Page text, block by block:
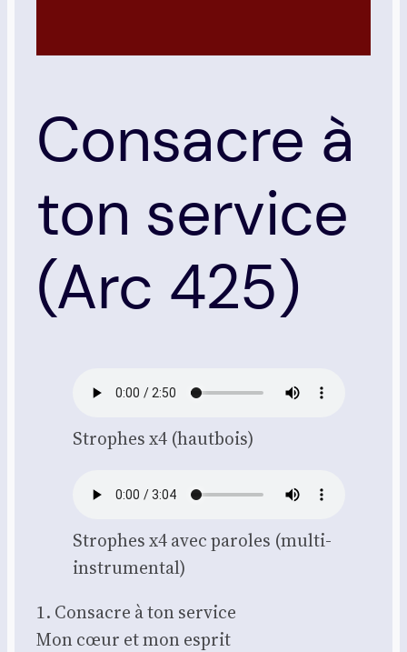
Consacre à
ton service
(Arc 425)
Strophes x4 (haut­bois)
Strophes x4 avec paroles (mul­ti-
ins­tru­men­tal)
1. Consacre à ton ser­vice
Mon cœur et mon esprit